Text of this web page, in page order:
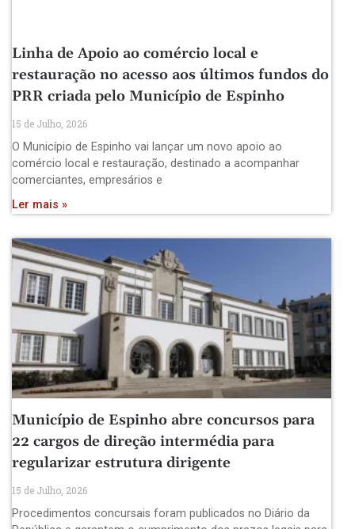
Linha de Apoio ao comércio local e
restauração no acesso aos últimos fundos do
PRR criada pelo Município de Espinho
15 de Julho, 2026
O Município de Espinho vai lançar um novo apoio ao
comércio local e restauração, destinado a acompanhar
comerciantes, empresários e
Ler mais »
Município de Espinho abre concursos para
22 cargos de direção intermédia para
regularizar estrutura dirigente
15 de Julho, 2026
Procedimentos concursais foram publicados no Diário da